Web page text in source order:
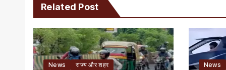
Related Post
News राज्य और शहर News